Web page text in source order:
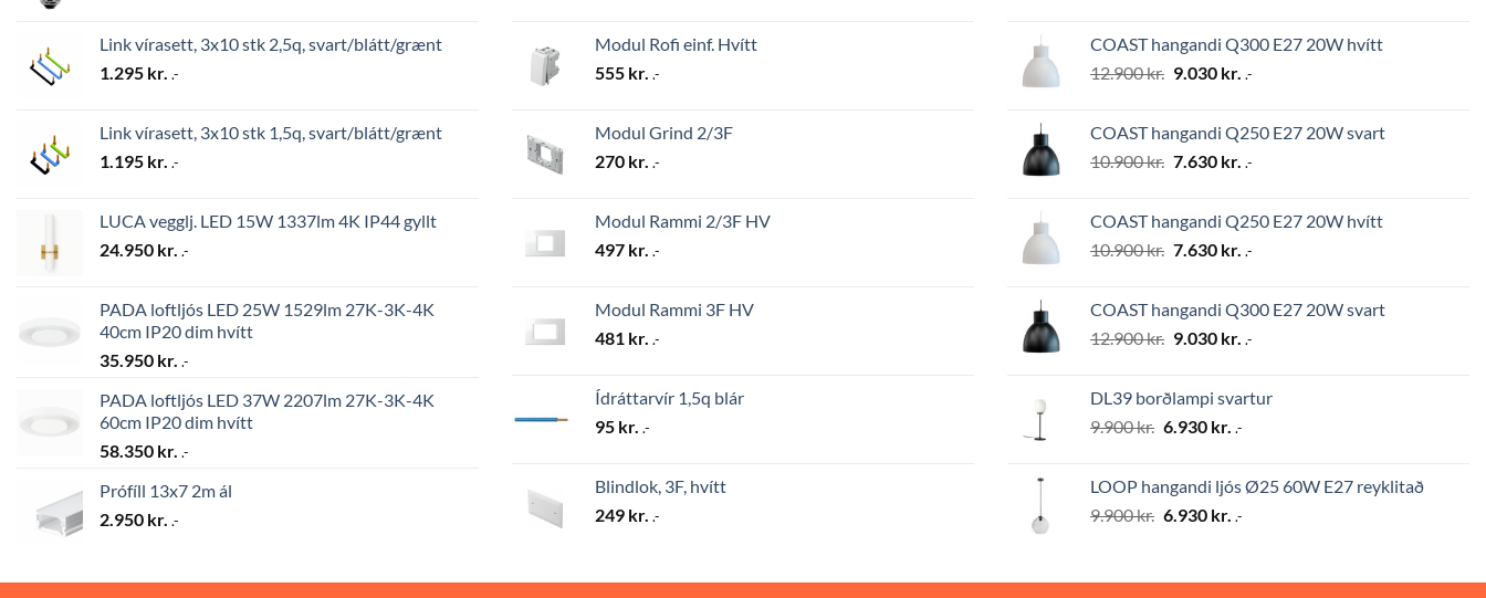
Link vírasett, 3x10 stk 2,5q, svart/blátt/grænt
1.295 kr. .-
Link vírasett, 3x10 stk 1,5q, svart/blátt/grænt
1.195 kr. .-
LUCA vegglj. LED 15W 1337lm 4K IP44 gyllt
24.950 kr. .-
PADA loftljós LED 25W 1529lm 27K-3K-4K
40cm IP20 dim hvítt
35.950 kr. .-
PADA loftljós LED 37W 2207lm 27K-3K-4K
60cm IP20 dim hvítt
58.350 kr. .-
Prófíll 13x7 2m ál
2.950 kr. .-
Modul Rofi einf. Hvítt
555 kr. .-
Modul Grind 2/3F
270 kr. .-
Modul Rammi 2/3F HV
497 kr. .-
Modul Rammi 3F HV
481 kr. .-
Ídráttarvír 1,5q blár
95 kr. .-
Blindlok, 3F, hvítt
249 kr. .-
24.500 kr..17.150 kr..
COAST hangandi Q300 E27 20W hvítt
12.900kr. Original
12.900 kr..
9.030 kr. Current
9.030 kr..
.-
COAST hangandi Q250 E27 20W svart
10.900kr. Original
10.900 kr..
7.630 kr. Current
7.630 kr..
.-
COAST hangandi Q250 E27 20W hvítt
10.900kr. Original
10.900 kr..
7.630 kr. Current
7.630 kr..
.-
COAST hangandi Q300 E27 20W svart
12.900kr. Original
12.900 kr..
9.030 kr. Current
9.030 kr..
.-
DL39 borðlampi svartur
9.900kr. Original
9.900 kr..
6.930 kr. Current
6.930 kr..
.-
LOOP hangandi ljós Ø25 60W E27 reyklitað
9.900kr. Original
9.900 kr..
6.930 kr. Current
6.930 kr..
.-